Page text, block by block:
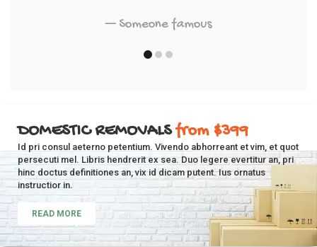
Someone famous
DOMESTIC REMOVALSfrom $399
Id pri consul aeterno petentium. Vivendo abhorreant et vim, et quot
persecuti mel. Libris hendrerit ex sea. Duo legere evertitur an, pri
hinc doctus definitiones an, vix id dicam putent. Ius ornatus
instructior in.
READ MORE